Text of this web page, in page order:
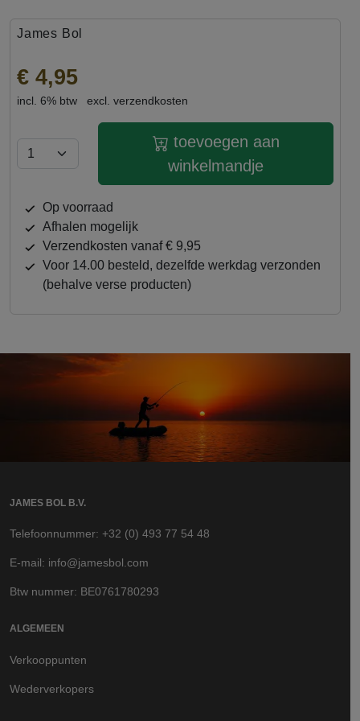
James Bol
€ 4,95
incl. 6% btw excl. verzendkosten
toevoegen aan
winkelmandje
op voorraad
afhalen mogelijk
verzendkosten vanaf € 9,95
Voor 14.00 besteld, dezelfde werkdag verzonden
(behalve verse producten)
JAMES BOL B.V.
Telefoonnummer: +32 (0) 493 77 54 48
E-mail: info@jamesbol.com
Btw nummer: BE0761780293
ALGEMEEN
Verkooppunten
Wederverkopers